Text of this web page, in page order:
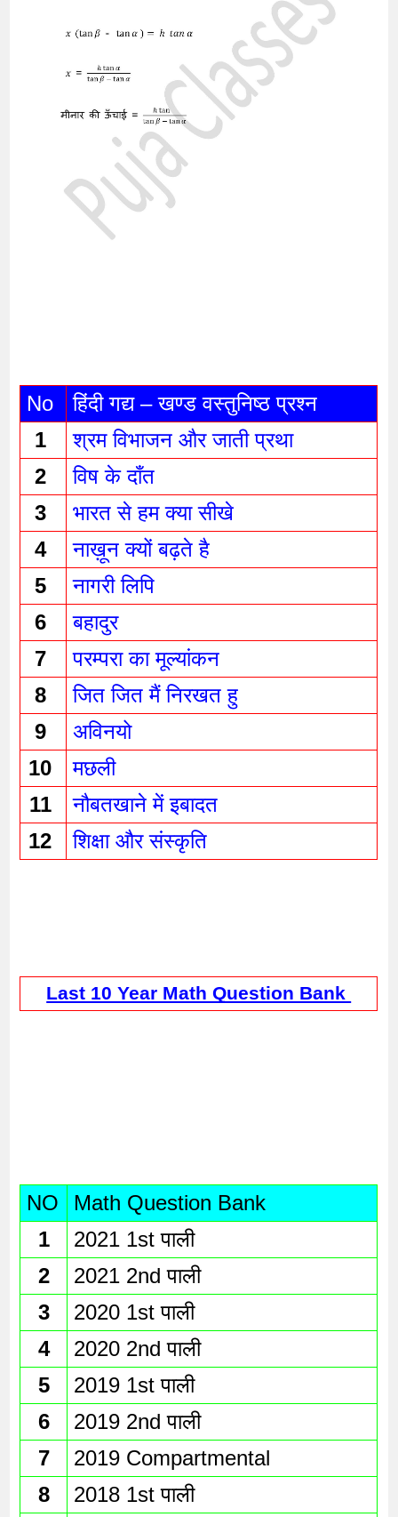
No
हिंदी गद्य – खण्ड वस्तुनिष्ठ प्रश्न
1
श्रम विभाजन और जाती प्रथा
2
विष के दाँत
3
भारत से हम क्या सीखे
4
नाख़ून क्यों बढ़ते है
5
नागरी लिपि
6
बहादुर
7
परम्परा का मूल्यांकन
8
जित जित मैं निरखत हु
9
अविनयो
10
मछली
11
नौबतखाने में इबादत
12
शिक्षा और संस्कृति
Last 10 Year Math Question Bank
NO
Math Question Bank
1
2021 1st पाली
2
2021 2nd पाली
3
2020 1st पाली
4
2020 2nd पाली
5
2019 1st पाली
6
2019 2nd पाली
7
2019 Compartmental
8
2018 1st पाली